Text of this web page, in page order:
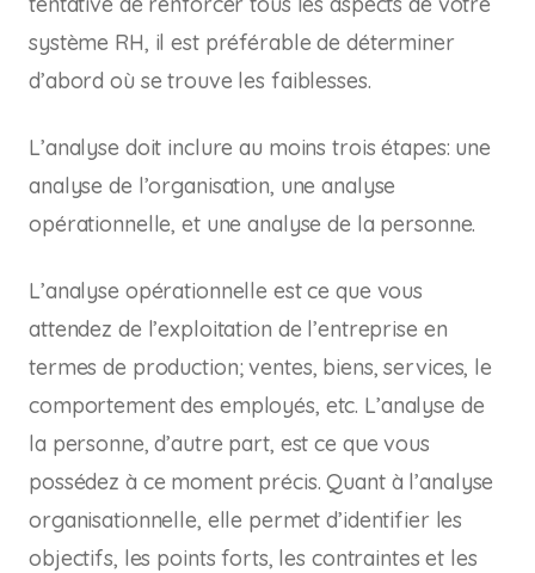
système RH, il est préférable de déterminer
d’abord où se trouve les faiblesses.
L’analyse doit inclure au moins trois étapes: une
analyse de l’organisation, une analyse
opérationnelle, et une analyse de la personne.
L’analyse opérationnelle est ce que vous
attendez de l’exploitation de l’entreprise en
termes de production; ventes, biens, services, le
comportement des employés, etc. L’analyse de
la personne, d’autre part, est ce que vous
possédez à ce moment précis. Quant à l’analyse
organisationnelle, elle permet d’identifier les
objectifs, les points forts, les contraintes et les